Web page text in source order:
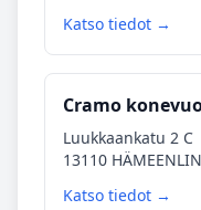
Katso tiedot →
Cramo
Luukkaankatu 2 C
13110
Katso tiedot →